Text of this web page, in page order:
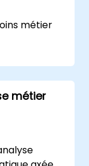
métier
les
en
métier